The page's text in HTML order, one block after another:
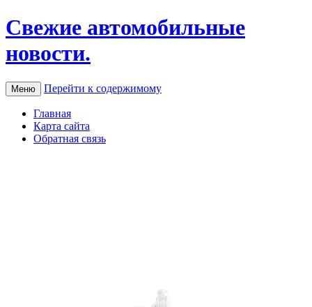
Свежие автомобильные
новости.
Меню Перейти к содержимому
Главная
Карта сайта
Обратная связь